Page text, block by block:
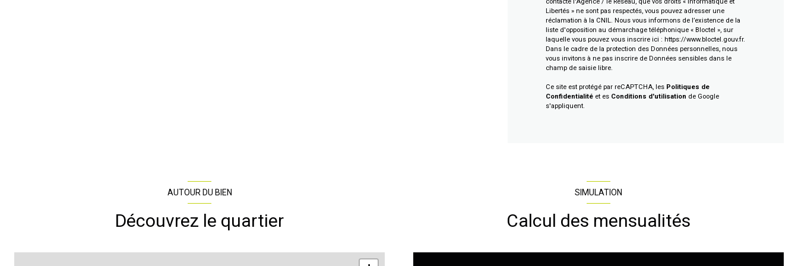
Libertés » ne sont pas respectés, vous pouvez adresser une
réclamation à la CNIL. Nous vous informons de l’existence de la
liste d'opposition au démarchage téléphonique « Bloctel », sur
laquelle vous pouvez vous inscrire ici : https://www.bloctel.gouv.fr.
Dans le cadre de la protection des Données personnelles, nous
vous invitons à ne pas inscrire de Données sensibles dans le
champ de saisie libre.
Ce site est protégé par reCAPTCHA, les Politiques de
Confidentialitéet es Conditions d'utilisation de Google
s'appliquent.
AUTOUR DU BIEN
Découvrez le quartier
SIMULATION
Calcul des mensualités